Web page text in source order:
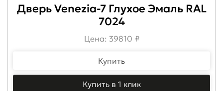
Дверь Venezia-7 Глухое Эмаль RAL
7024
Цена: 39810 ₽
Купить
Купить в 1 клик